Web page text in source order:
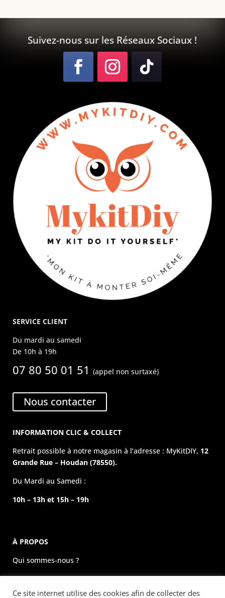
Suivez-nous sur les Réseaux Sociaux !
SERVICE CLIENT
Du mardi au samedi
De 10h à 19h
07 80 50 01 51(appel non surtaxé)
Nous contacter
INFORMATION CLIC & COLLECT
Retrait possible à notre magasin à l’adresse : MyKitDIY, 12
Grande Rue – Houdan (78550).
Du Mardi au Samedi :
10h – 13h et 15h – 19h
À PROPOS
Qui sommes-nous ?
La boutique physique
Ce site internet utilise des cookies afin de collecter des